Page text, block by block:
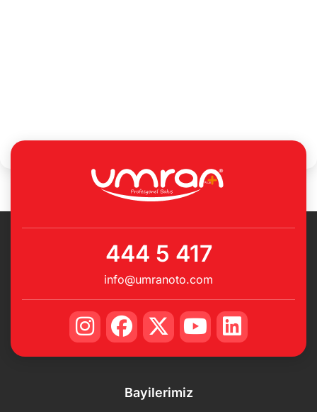
444 5 417
info@umranoto.com
Bayilerimiz